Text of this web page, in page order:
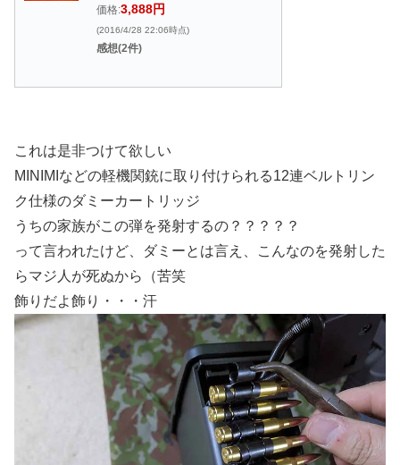
価格:3,888円
(2016/4/28 22:06時点)
感想(2件)
これは是非つけて欲しい
MINIMIなどの軽機関銃に取り付けられる12連ベルトリン
ク仕様のダミーカートリッジ
うちの家族がこの弾を発射するの？？？？？
って言われたけど、ダミーとは言え、こんなのを発射した
らマジ人が死ぬから（苦笑
飾りだよ飾り・・・汗